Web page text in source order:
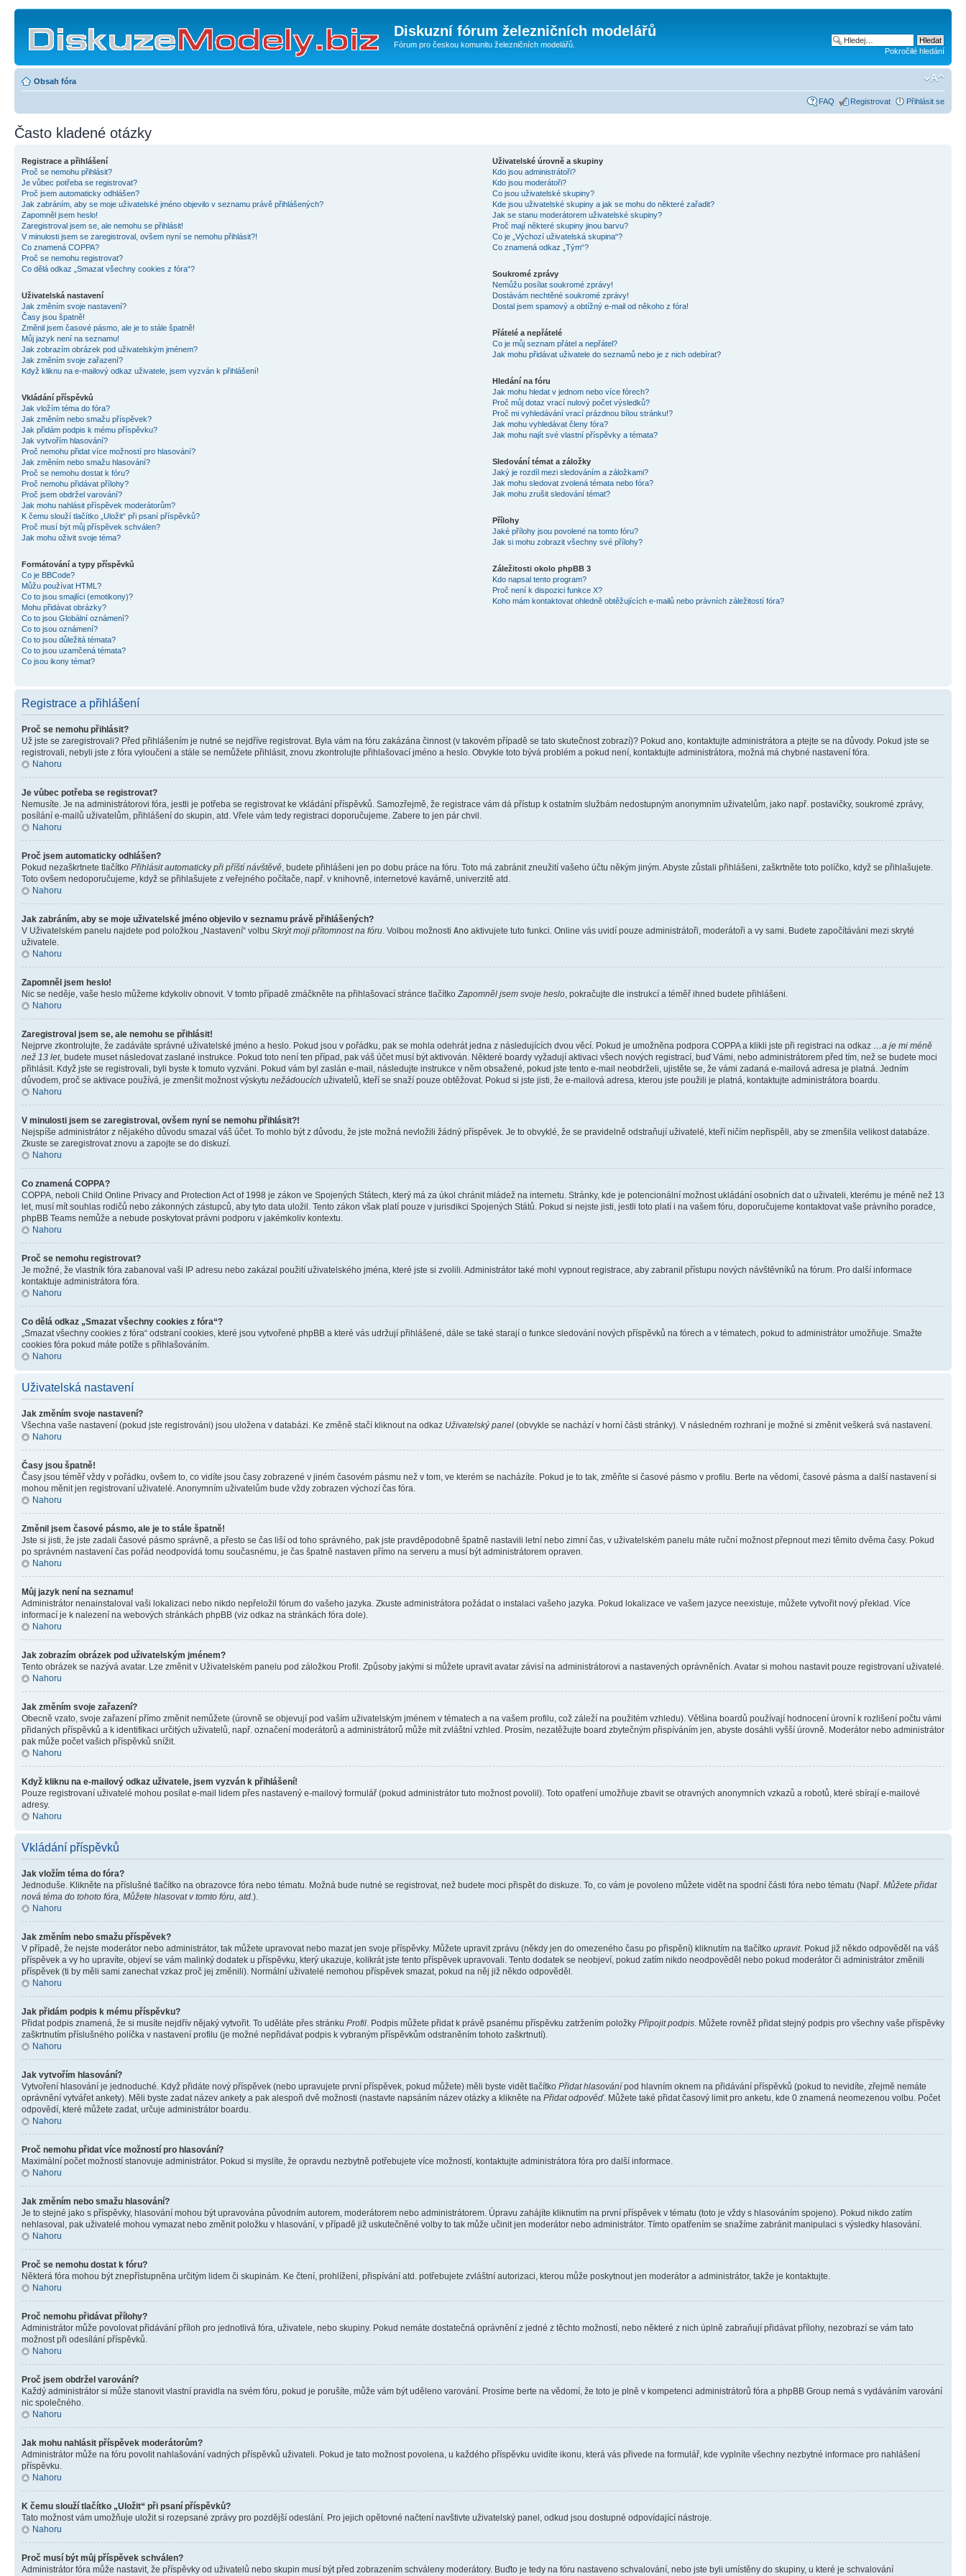
Diskuzní fórum železničních modelářů
Fórum pro českou komunitu železničních modelářů.
Pokročilé hledání
Obsah fóra
FAQ Registrovat Přihlásit se
Často kladené otázky
Registrace a přihlášení
Proč se nemohu přihlásit?
Je vůbec potřeba se registrovat?
Proč jsem automaticky odhlášen?
Jak zabráním, aby se moje uživatelské jméno objevilo v seznamu právě přihlášených?
Zapomněl jsem heslo!
Zaregistroval jsem se, ale nemohu se přihlásit!
V minulosti jsem se zaregistroval, ovšem nyní se nemohu přihlásit?!
Co znamená COPPA?
Proč se nemohu registrovat?
Co dělá odkaz „Smazat všechny cookies z fóra“?
Uživatelská nastavení
Jak změním svoje nastavení?
Časy jsou špatně!
Změnil jsem časové pásmo, ale je to stále špatně!
Můj jazyk není na seznamu!
Jak zobrazím obrázek pod uživatelským jménem?
Jak změním svoje zařazení?
Když kliknu na e-mailový odkaz uživatele, jsem vyzván k přihlášení!
Vkládání příspěvků
Jak vložím téma do fóra?
Jak změním nebo smažu příspěvek?
Jak přidám podpis k mému příspěvku?
Jak vytvořím hlasování?
Proč nemohu přidat více možností pro hlasování?
Jak změním nebo smažu hlasování?
Proč se nemohu dostat k fóru?
Proč nemohu přidávat přílohy?
Proč jsem obdržel varování?
Jak mohu nahlásit příspěvek moderátorům?
K čemu slouží tlačítko „Uložit“ při psaní příspěvků?
Proč musí být můj příspěvek schválen?
Jak mohu oživit svoje téma?
Formátování a typy příspěvků
Co je BBCode?
Můžu používat HTML?
Co to jsou smajlíci (emotikony)?
Mohu přidávat obrázky?
Co to jsou Globální oznámení?
Co to jsou oznámení?
Co to jsou důležitá témata?
Co to jsou uzamčená témata?
Co jsou ikony témat?
Uživatelské úrovně a skupiny
Kdo jsou administrátoři?
Kdo jsou moderátoři?
Co jsou uživatelské skupiny?
Kde jsou uživatelské skupiny a jak se mohu do některé zařadit?
Jak se stanu moderátorem uživatelské skupiny?
Proč mají některé skupiny jinou barvu?
Co je „Výchozí uživatelská skupina“?
Co znamená odkaz „Tým“?
Soukromé zprávy
Nemůžu posílat soukromé zprávy!
Dostávám nechtěné soukromé zprávy!
Dostal jsem spamový a obtížný e-mail od někoho z fóra!
Přátelé a nepřátelé
Co je můj seznam přátel a nepřátel?
Jak mohu přidávat uživatele do seznamů nebo je z nich odebírat?
Hledání na fóru
Jak mohu hledat v jednom nebo více fórech?
Proč můj dotaz vrací nulový počet výsledků?
Proč mi vyhledávání vrací prázdnou bílou stránku!?
Jak mohu vyhledávat členy fóra?
Jak mohu najít své vlastní příspěvky a témata?
Sledování témat a záložky
Jaký je rozdíl mezi sledováním a záložkami?
Jak mohu sledovat zvolená témata nebo fóra?
Jak mohu zrušit sledování témat?
Přílohy
Jaké přílohy jsou povolené na tomto fóru?
Jak si mohu zobrazit všechny své přílohy?
Záležitosti okolo phpBB 3
Kdo napsal tento program?
Proč není k dispozici funkce X?
Koho mám kontaktovat ohledně obtěžujících e-mailů nebo právních záležitostí fóra?
Registrace a přihlášení
Proč se nemohu přihlásit?
Už jste se zaregistrovali? Před přihlášením je nutné se nejdříve registrovat. Byla vám na fóru zakázána činnost (v takovém případě se tato skutečnost zobrazí)? Pokud ano, kontaktujte administrátora a ptejte se na důvody. Pokud jste se
registrovali, nebyli jste z fóra vyloučeni a stále se nemůžete přihlásit, znovu zkontrolujte přihlašovací jméno a heslo. Obvykle toto bývá problém a pokud není, kontaktujte administrátora, možná má chybné nastavení fóra.
Nahoru
Je vůbec potřeba se registrovat?
Nemusíte. Je na administrátorovi fóra, jestli je potřeba se registrovat ke vkládání příspěvků. Samozřejmě, že registrace vám dá přístup k ostatním službám nedostupným anonymním uživatelům, jako např. postavičky, soukromé zprávy,
posílání e-mailů uživatelům, přihlášení do skupin, atd. Vřele vám tedy registraci doporučujeme. Zabere to jen pár chvil.
Nahoru
Proč jsem automaticky odhlášen?
Pokud nezaškrtnete tlačítko Přihlásit automaticky při příští návštěvě , budete přihlášeni jen po dobu práce na fóru. Toto má zabránit zneužití vašeho účtu někým jiným. Abyste zůstali přihlášeni, zaškrtněte toto políčko, když se přihlašujete.
Toto ovšem nedoporučujeme, když se přihlašujete z veřejného počítače, např. v knihovně, internetové kavárně, univerzitě atd.
Nahoru
Jak zabráním, aby se moje uživatelské jméno objevilo v seznamu právě přihlášených?
V Uživatelském panelu najdete pod položkou „Nastavení“ volbu Skrýt moji přítomnost na fóru . Volbou možnosti Ano aktivujete tuto funkci. Online vás uvidí pouze administrátoři, moderátoři a vy sami. Budete započítáváni mezi skryté
uživatele.
Nahoru
Zapomněl jsem heslo!
Nic se neděje, vaše heslo můžeme kdykoliv obnovit. V tomto případě zmáčkněte na přihlašovací stránce tlačítko Zapomněl jsem svoje heslo , pokračujte dle instrukcí a téměř ihned budete přihlášeni.
Nahoru
Zaregistroval jsem se, ale nemohu se přihlásit!
Nejprve zkontrolujte, že zadáváte správné uživatelské jméno a heslo. Pokud jsou v pořádku, pak se mohla odehrát jedna z následujících dvou věcí. Pokud je umožněna podpora COPPA a klikli jste při registraci na odkaz …a je mi méně
než 13 let, budete muset následovat zaslané instrukce. Pokud toto není ten případ, pak váš účet musí být aktivován. Některé boardy vyžadují aktivaci všech nových registrací, buď Vámi, nebo administrátorem před tím, než se budete moci
přihlásit. Když jste se registrovali, byli byste k tomuto vyzváni. Pokud vám byl zaslán e-mail, následujte instrukce v něm obsažené, pokud jste tento e-mail neobdrželi, ujistěte se, že vámi zadaná e-mailová adresa je platná. Jedním
důvodem, proč se aktivace používá, je zmenšit možnost výskytu nežádoucích uživatelů, kteří se snaží pouze obtěžovat. Pokud si jste jisti, že e-mailová adresa, kterou jste použili je platná, kontaktujte administrátora boardu.
Nahoru
V minulosti jsem se zaregistroval, ovšem nyní se nemohu přihlásit?!
Nejspíše administrátor z nějakého důvodu smazal váš účet. To mohlo být z důvodu, že jste možná nevložili žádný příspěvek. Je to obvyklé, že se pravidelně odstraňují uživatelé, kteří ničím nepřispěli, aby se zmenšila velikost databáze.
Zkuste se zaregistrovat znovu a zapojte se do diskuzí.
Nahoru
Co znamená COPPA?
COPPA, neboli Child Online Privacy and Protection Act of 1998 je zákon ve Spojených Státech, který má za úkol chránit mládež na internetu. Stránky, kde je potencionální možnost ukládání osobních dat o uživateli, kterému je méně než 13
let, musí mít souhlas rodičů nebo zákonných zástupců, aby tyto data uložil. Tento zákon však platí pouze v jurisdikci Spojených Států. Pokud si nejste jisti, jestli toto platí i na vašem fóru, doporučujeme kontaktovat vaše právního poradce,
phpBB Teams nemůže a nebude poskytovat právni podporu v jakémkoliv kontextu.
Nahoru
Proč se nemohu registrovat?
Je možné, že vlastník fóra zabanoval vaši IP adresu nebo zakázal použití uživatelského jména, které jste si zvolili. Administrátor také mohl vypnout registrace, aby zabranil přístupu nových návštěvníků na fórum. Pro další informace
kontaktuje administrátora fóra.
Nahoru
Co dělá odkaz „Smazat všechny cookies z fóra“?
„Smazat všechny cookies z fóra“ odstraní cookies, které jsou vytvořené phpBB a které vás udržují přihlášené, dále se také starají o funkce sledování nových příspěvků na fórech a v tématech, pokud to administrátor umožňuje. Smažte
cookies fóra pokud máte potíže s přihlašováním.
Nahoru
Uživatelská nastavení
Jak změním svoje nastavení?
Všechna vaše nastavení (pokud jste registrováni) jsou uložena v databázi. Ke změně stačí kliknout na odkaz Uživatelský panel (obvykle se nachází v horní části stránky). V následném rozhraní je možné si změnit veškerá svá nastavení.
Nahoru
Časy jsou špatně!
Časy jsou téměř vždy v pořádku, ovšem to, co vidíte jsou časy zobrazené v jiném časovém pásmu než v tom, ve kterém se nacházíte. Pokud je to tak, změňte si časové pásmo v profilu. Berte na vědomí, časové pásma a další nastavení si
mohou měnit jen registrovaní uživatelé. Anonymním uživatelům bude vždy zobrazen výchozí čas fóra.
Nahoru
Změnil jsem časové pásmo, ale je to stále špatně!
Jste si jisti, že jste zadali časové pásmo správně, a přesto se čas liší od toho správného, pak jste pravděpodobně špatně nastavili letní nebo zimní čas, v uživatelském panelu máte ruční možnost přepnout mezi těmito dvěma časy. Pokud
po správném nastavení čas pořád neodpovídá tomu současnému, je čas špatně nastaven přímo na serveru a musí být administrátorem opraven.
Nahoru
Můj jazyk není na seznamu!
Administrátor nenainstaloval vaši lokalizaci nebo nikdo nepřeložil fórum do vašeho jazyka. Zkuste administrátora požádat o instalaci vašeho jazyka. Pokud lokalizace ve vašem jazyce neexistuje, můžete vytvořit nový překlad. Více
informací je k nalezení na webových stránkách phpBB (viz odkaz na stránkách fóra dole).
Nahoru
Jak zobrazím obrázek pod uživatelským jménem?
Tento obrázek se nazývá avatar. Lze změnit v Uživatelském panelu pod záložkou Profil. Způsoby jakými si můžete upravit avatar závisí na administrátorovi a nastavených oprávněních. Avatar si mohou nastavit pouze registrovaní uživatelé.
Nahoru
Jak změním svoje zařazení?
Obecně vzato, svoje zařazení přímo změnit nemůžete (úrovně se objevují pod vaším uživatelským jménem v tématech a na vašem profilu, což záleží na použitém vzhledu). Většina boardů používají hodnocení úrovní k rozlišení počtu vámi
přidaných příspěvků a k identifikaci určitých uživatelů, např. označení moderátorů a administrátorů může mít zvláštní vzhled. Prosím, nezatěžujte board zbytečným přispíváním jen, abyste dosáhli vyšší úrovně. Moderátor nebo administrátor
pak může počet vašich příspěvků snížit.
Nahoru
Když kliknu na e-mailový odkaz uživatele, jsem vyzván k přihlášení!
Pouze registrovaní uživatelé mohou posílat e-mail lidem přes nastavený e-mailový formulář (pokud administrátor tuto možnost povolil). Toto opatření umožňuje zbavit se otravných anonymních vzkazů a robotů, které sbírají e-mailové
adresy.
Nahoru
Vkládání příspěvků
Jak vložím téma do fóra?
Jednoduše. Klikněte na příslušné tlačítko na obrazovce fóra nebo tématu. Možná bude nutné se registrovat, než budete moci přispět do diskuze. To, co vám je povoleno můžete vidět na spodní části fóra nebo tématu (Např. Můžete přidat
nová téma do tohoto fóra, Můžete hlasovat v tomto fóru, atd. ).
Nahoru
Jak změním nebo smažu příspěvek?
V případě, že nejste moderátor nebo administrátor, tak můžete upravovat nebo mazat jen svoje příspěvky. Můžete upravit zprávu (někdy jen do omezeného času po přispění) kliknutím na tlačítko upravit. Pokud již někdo odpověděl na váš
příspěvek a vy ho upravíte, objeví se vám malinký dodatek u příspěvku, který ukazuje, kolikrát jste tento příspěvek upravovali. Tento dodatek se neobjeví, pokud zatím nikdo neodpověděl nebo pokud moderátor či administrátor změnili
příspěvek (ti by měli sami zanechat vzkaz proč jej změnili). Normální uživatelé nemohou příspěvek smazat, pokud na něj již někdo odpověděl.
Nahoru
Jak přidám podpis k mému příspěvku?
Přidat podpis znamená, že si musíte nejdřív nějaký vytvořit. To uděláte přes stránku Profil . Podpis můžete přidat k právě psanému příspěvku zatržením položky Připojit podpis . Můžete rovněž přidat stejný podpis pro všechny vaše příspěvky
zaškrtnutím příslušného políčka v nastavení profilu (je možné nepřidávat podpis k vybraným příspěvkům odstraněním tohoto zaškrtnutí).
Nahoru
Jak vytvořím hlasování?
Vytvoření hlasování je jednoduché. Když přidáte nový příspěvek (nebo upravujete první příspěvek, pokud můžete) měli byste vidět tlačítko Přidat hlasovánípod hlavním oknem na přidávání příspěvků (pokud to nevidíte, zřejmě nemáte
oprávnění vytvářet ankety). Měli byste zadat název ankety a pak alespoň dvě možnosti (nastavte napsáním název otázky a klikněte na Přidat odpověď. Můžete také přidat časový limit pro anketu, kde 0 znamená neomezenou volbu. Počet
odpovědí, které můžete zadat, určuje administrátor boardu.
Nahoru
Proč nemohu přidat více možností pro hlasování?
Maximální počet možností stanovuje administrátor. Pokud si myslíte, že opravdu nezbytně potřebujete více možností, kontaktujte administrátora fóra pro další informace.
Nahoru
Jak změním nebo smažu hlasování?
Je to stejné jako s příspěvky, hlasování mohou být upravována původním autorem, moderátorem nebo administrátorem. Úpravu zahájíte kliknutím na první příspěvek v tématu (toto je vždy s hlasováním spojeno). Pokud nikdo zatím
nehlasoval, pak uživatelé mohou vymazat nebo změnit položku v hlasování, v případě již uskutečněné volby to tak může učinit jen moderátor nebo administrátor. Tímto opatřením se snažíme zabránit manipulaci s výsledky hlasování.
Nahoru
Proč se nemohu dostat k fóru?
Některá fóra mohou být znepřístupněna určitým lidem či skupinám. Ke čtení, prohlížení, přispívání atd. potřebujete zvláštní autorizaci, kterou může poskytnout jen moderátor a administrátor, takže je kontaktujte.
Nahoru
Proč nemohu přidávat přílohy?
Administrátor může povolovat přidávání příloh pro jednotlivá fóra, uživatele, nebo skupiny. Pokud nemáte dostatečná oprávnění z jedné z těchto možností, nebo některé z nich úplně zabraňují přidávat přílohy, nezobrazí se vám tato
možnost při odesílání příspěvků.
Nahoru
Proč jsem obdržel varování?
Každý administrátor si může stanovit vlastní pravidla na svém fóru, pokud je porušíte, může vám být uděleno varování. Prosíme berte na vědomí, že toto je plně v kompetenci administrátorů fóra a phpBB Group nemá s vydáváním varování
nic společného.
Nahoru
Jak mohu nahlásit příspěvek moderátorům?
Administrátor může na fóru povolit nahlašování vadných příspěvků uživateli. Pokud je tato možnost povolena, u každého příspěvku uvidíte ikonu, která vás přivede na formulář, kde vyplníte všechny nezbytné informace pro nahlášení
příspěvku.
Nahoru
K čemu slouží tlačítko „Uložit“ při psaní příspěvků?
Tato možnost vám umožňuje uložit si rozepsané zprávy pro pozdější odeslání. Pro jejich opětovné načtení navštivte uživatelský panel, odkud jsou dostupné odpovídající nástroje.
Nahoru
Proč musí být můj příspěvek schválen?
Administrátor fóra může nastavit, že příspěvky od uživatelů nebo skupin musí být před zobrazením schváleny moderátory. Buďto je tedy na fóru nastaveno schvalování, nebo jste byli umístěny do skupiny, u které je schvalování